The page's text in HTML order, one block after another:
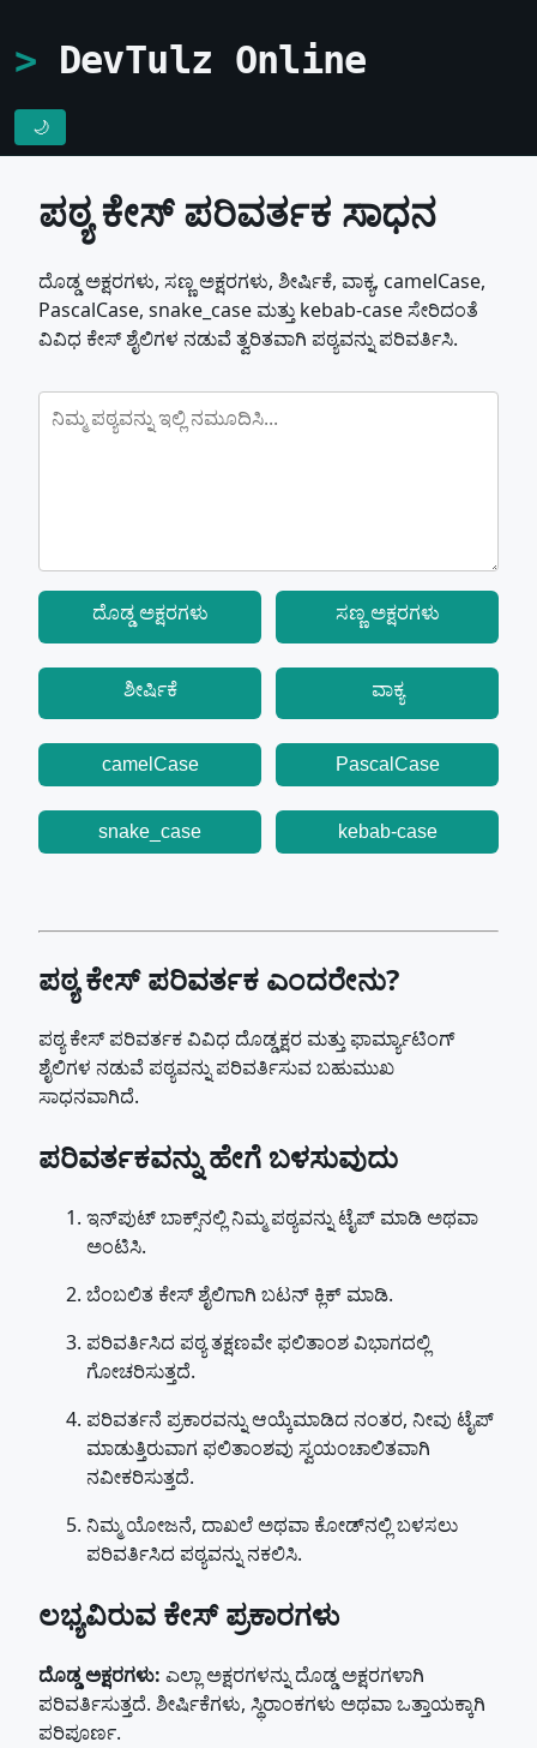
DevTulz Online
🌙
ಪಠ್ಯ ಕೇಸ್ ಪರಿವರ್ತಕ ಸಾಧನ
ದೊಡ್ಡ ಅಕ್ಷರಗಳು, ಸಣ್ಣ ಅಕ್ಷರಗಳು, ಶೀರ್ಷಿಕೆ, ವಾಕ್ಯ, camelCase,
PascalCase, snake_case ಮತ್ತು kebab-case ಸೇರಿದಂತೆ
ವಿವಿಧ ಕೇಸ್ ಶೈಲಿಗಳ ನಡುವೆ ತ್ವರಿತವಾಗಿ ಪಠ್ಯವನ್ನು ಪರಿವರ್ತಿಸಿ.
ದೊಡ್ಡ ಅಕ್ಷರಗಳು ಸಣ್ಣ ಅಕ್ಷರಗಳು
ಶೀರ್ಷಿಕೆ ವಾಕ್ಯ
camelCase PascalCase
snake_case kebab-case
ಪಠ್ಯ ಕೇಸ್ ಪರಿವರ್ತಕ ಎಂದರೇನು?
ಪಠ್ಯ ಕೇಸ್ ಪರಿವರ್ತಕ ವಿವಿಧ ದೊಡ್ಡಕ್ಷರ ಮತ್ತು ಫಾರ್ಮ್ಯಾಟಿಂಗ್
ಶೈಲಿಗಳ ನಡುವೆ ಪಠ್ಯವನ್ನು ಪರಿವರ್ತಿಸುವ ಬಹುಮುಖ
ಸಾಧನವಾಗಿದೆ.
ಪರಿವರ್ತಕವನ್ನು ಹೇಗೆ ಬಳಸುವುದು
ಇನ್‌ಪುಟ್ ಬಾಕ್ಸ್‌ನಲ್ಲಿ ನಿಮ್ಮ ಪಠ್ಯವನ್ನು ಟೈಪ್ ಮಾಡಿ ಅಥವಾ
ಅಂಟಿಸಿ.
ಬೆಂಬಲಿತ ಕೇಸ್ ಶೈಲಿಗಾಗಿ ಬಟನ್ ಕ್ಲಿಕ್ ಮಾಡಿ.
ಪರಿವರ್ತಿಸಿದ ಪಠ್ಯ ತಕ್ಷಣವೇ ಫಲಿತಾಂಶ ವಿಭಾಗದಲ್ಲಿ
ಗೋಚರಿಸುತ್ತದೆ.
ಪರಿವರ್ತನೆ ಪ್ರಕಾರವನ್ನು ಆಯ್ಕೆಮಾಡಿದ ನಂತರ, ನೀವು ಟೈಪ್
ಮಾಡುತ್ತಿರುವಾಗ ಫಲಿತಾಂಶವು ಸ್ವಯಂಚಾಲಿತವಾಗಿ
ನವೀಕರಿಸುತ್ತದೆ.
ನಿಮ್ಮ ಯೋಜನೆ, ದಾಖಲೆ ಅಥವಾ ಕೋಡ್‌ನಲ್ಲಿ ಬಳಸಲು
ಪರಿವರ್ತಿಸಿದ ಪಠ್ಯವನ್ನು ನಕಲಿಸಿ.
ಲಭ್ಯವಿರುವ ಕೇಸ್ ಪ್ರಕಾರಗಳು
ದೊಡ್ಡ ಅಕ್ಷರಗಳು: ಎಲ್ಲಾ ಅಕ್ಷರಗಳನ್ನು ದೊಡ್ಡ ಅಕ್ಷರಗಳಾಗಿ
ಪರಿವರ್ತಿಸುತ್ತದೆ. ಶೀರ್ಷಿಕೆಗಳು, ಸ್ಥಿರಾಂಕಗಳು ಅಥವಾ ಒತ್ತಾಯಕ್ಕಾಗಿ
ಪರಿಪೂರ್ಣ.